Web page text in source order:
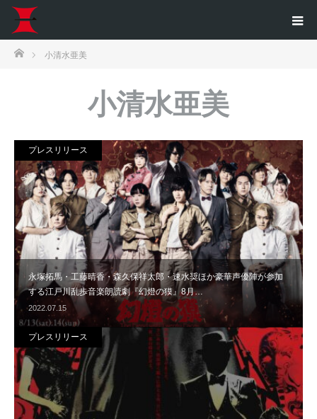
ホーム小清水亜美
小清水亜美
永塚拓馬・工藤晴香・森久保祥太郎・速水奨ほか豪華声優陣が参加
する江戸川乱歩音楽朗読劇『幻燈の獏』8月…
2022.07.15
プレスリリース
プレスリリース